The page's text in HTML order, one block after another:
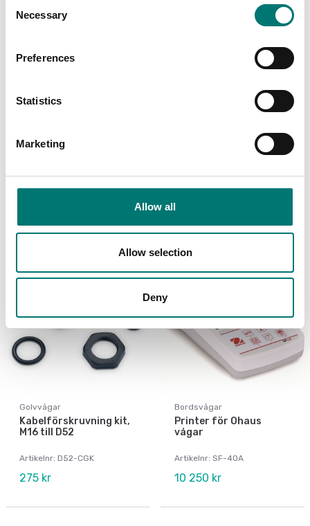
Selection
Necessary
Preferences
Statistics
Marketing
Allow all
Allow selection
Deny
I/O-kit, för R71 TD52
Artikelnr: R71-I/O
ISO 17025 kalibrering
av våg inkl certifikat
Finns i flera varianter
Pris från: 3 999 kr
Golvvågar
Kabelförskruvning kit,
M16 till D52
Artikelnr: D52-CGK
275 kr
Bordsvågar
Printer för Ohaus
vågar
Artikelnr: SF-40A
10 250 kr